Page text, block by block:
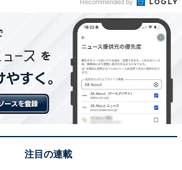
Recommended by
注目の連載